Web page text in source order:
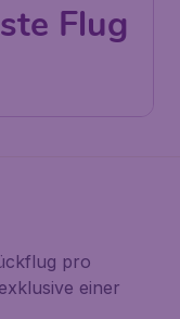
Flug
pro
einer